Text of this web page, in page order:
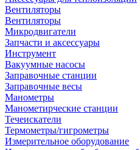
Вентиляторы
Вентиляторы
Микродвигатели
Запчасти и аксессуары
Инструмент
Вакуумные насосы
Заправочные станции
Заправочные весы
Манометры
Манометирческие станции
Течеискатели
Термометры/гигрометры
Измерительное оборудование